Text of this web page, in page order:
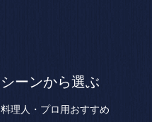
シーンから選ぶ
料理人・プロ用おすすめ